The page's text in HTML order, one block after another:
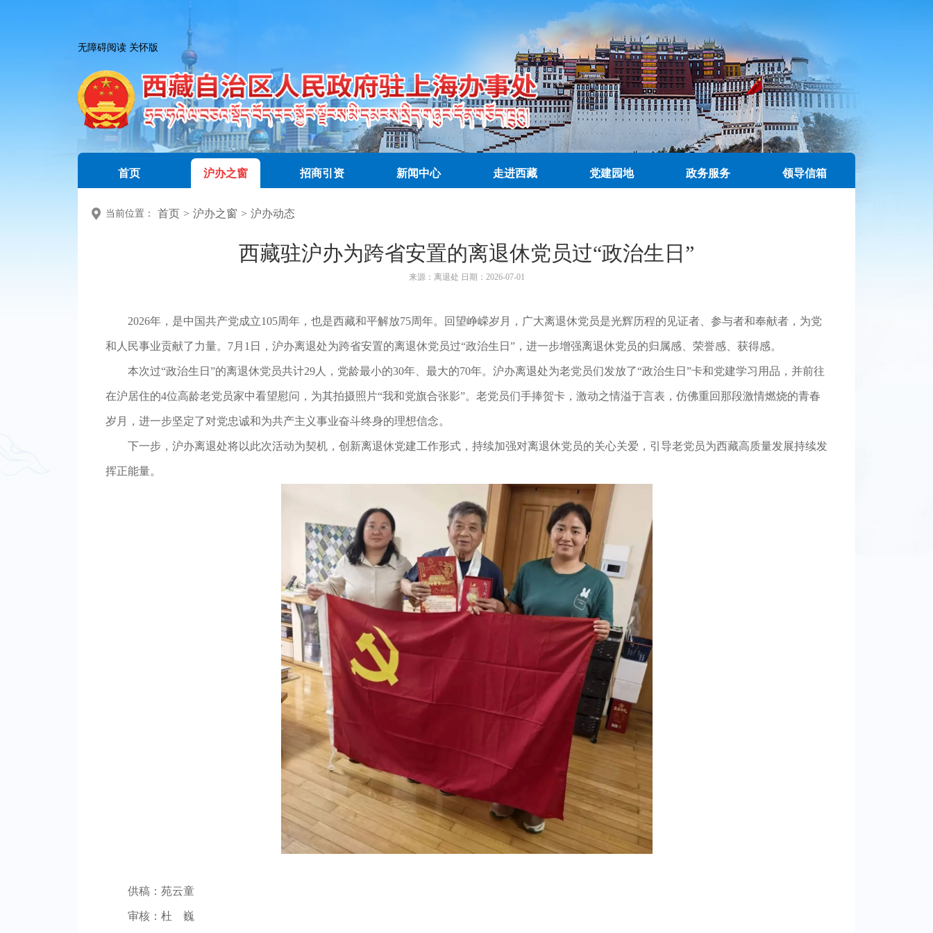
无障碍阅读 关怀版
首页 沪办之窗 招商引资 新闻中心 走进西藏 党建园地 政务服务 领导信箱
当前位置： 首页 > 沪办之窗 > 沪办动态
西藏驻沪办为跨省安置的离退休党员过“政治生日”
来源： 离退处 日期： 2026-07-01
2026年，是中国共产党成立105周年，也是西藏和平解放75周年。回望峥嵘岁月，广大离退休党员是光辉历程的见证者、参与者和奉献者，为党
和人民事业贡献了力量。7月1日，沪办离退处为跨省安置的离退休党员过“政治生日”，进一步增强离退休党员的归属感、荣誉感、获得感。
本次过“政治生日”的离退休党员共计29人，党龄最小的30年、最大的70年。沪办离退处为老党员们发放了“政治生日”卡和党建学习用品，并前往
在沪居住的4位高龄老党员家中看望慰问，为其拍摄照片“我和党旗合张影”。老党员们手捧贺卡，激动之情溢于言表，仿佛重回那段激情燃烧的青春
岁月，进一步坚定了对党忠诚和为共产主义事业奋斗终身的理想信念。
下一步，沪办离退处将以此次活动为契机，创新离退休党建工作形式，持续加强对离退休党员的关心关爱，引导老党员为西藏高质量发展持续发
挥正能量。
供稿：苑云童
审核：杜 巍